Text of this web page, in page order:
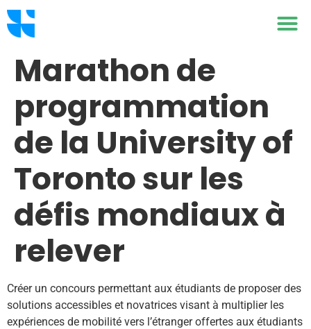
Marathon de
programmation
de la University of
Toronto sur les
défis mondiaux à
relever
Créer un concours permettant aux étudiants de proposer des
solutions accessibles et novatrices visant à multiplier les
expériences de mobilité vers l’étranger offertes aux étudiants